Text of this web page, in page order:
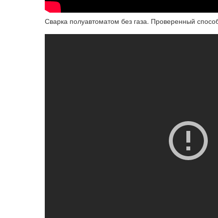
Сварка полуавтоматом без газа. Проверенный